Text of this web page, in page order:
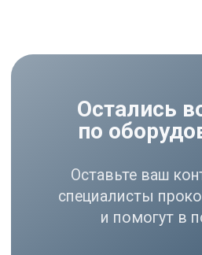
Контакты
Ушакова, д. 48,
помещение